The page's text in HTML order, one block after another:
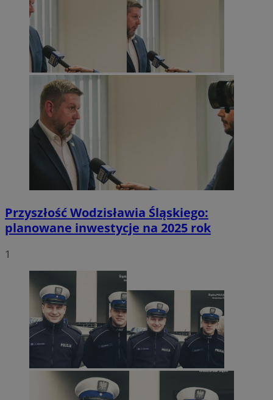
Przyszłość Wodzisławia Śląskiego:
planowane inwestycje na 2025 rok
1